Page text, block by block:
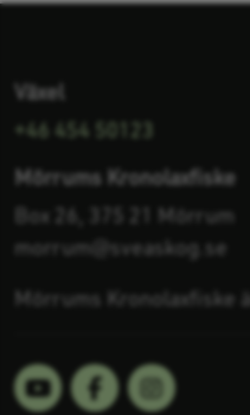
Växel
+46 454 50123
Mörrums Kronolaxfiske
Box 26, 375 21 Mörrum
morrum@sveaskog.se
Mörrums Kronolaxfiske
Kronolaxfisket i sociala
Gå till Kronolaxfisket
Gå tillGå till